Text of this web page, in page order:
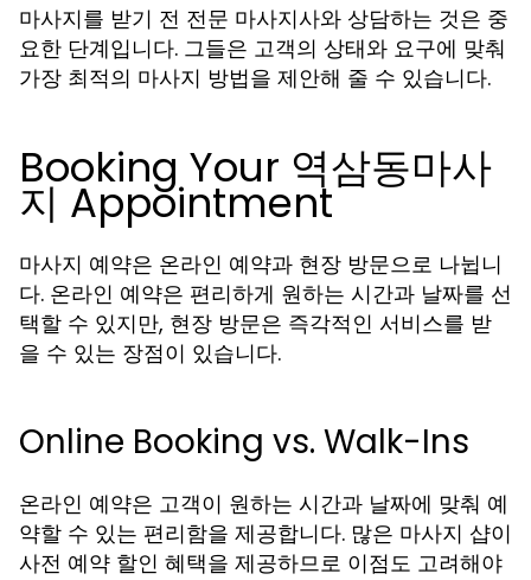
마사지를 받기 전 전문 마사지사와 상담하는 것은 중
요한 단계입니다. 그들은 고객의 상태와 요구에 맞춰
가장 최적의 마사지 방법을 제안해 줄 수 있습니다.
Booking Your 역삼동마사
지 Appointment
마사지 예약은 온라인 예약과 현장 방문으로 나뉩니
다. 온라인 예약은 편리하게 원하는 시간과 날짜를 선
택할 수 있지만, 현장 방문은 즉각적인 서비스를 받
을 수 있는 장점이 있습니다.
Online Booking vs. Walk-Ins
온라인 예약은 고객이 원하는 시간과 날짜에 맞춰 예
약할 수 있는 편리함을 제공합니다. 많은 마사지 샵이
사전 예약 할인 혜택을 제공하므로 이점도 고려해야